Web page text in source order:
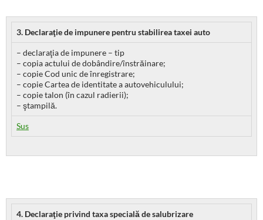
3. Declaraţie de impunere pentru stabilirea taxei auto
– declaraţia de impunere – tip
– copia actului de dobândire/înstrăinare;
– copie Cod unic de înregistrare;
– copie Cartea de identitate a autovehiculului;
– copie talon (în cazul radierii);
– ştampilă.
Sus
4. Declaraţie privind taxa specială de salubrizare